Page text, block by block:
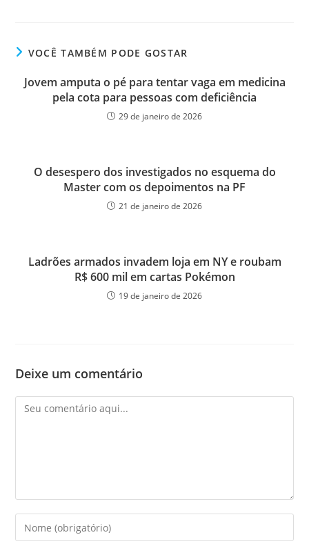
VOCÊ TAMBÉM PODE GOSTAR
Jovem amputa o pé para tentar vaga em medicina
pela cota para pessoas com deficiência
29 de janeiro de 2026
O desespero dos investigados no esquema do
Master com os depoimentos na PF
21 de janeiro de 2026
Ladrões armados invadem loja em NY e roubam
R$ 600 mil em cartas Pokémon
19 de janeiro de 2026
Deixe um comentário
Comentário
Digite
seu